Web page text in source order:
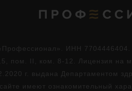
ИНН
пом. II, ком. 8-12. Лицензия на
г. выдана Департаментом
имеют ознакомительный